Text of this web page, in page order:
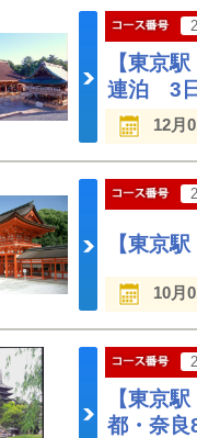
【東京
連泊 3
12月
【東京
10月
【東京
都・奈